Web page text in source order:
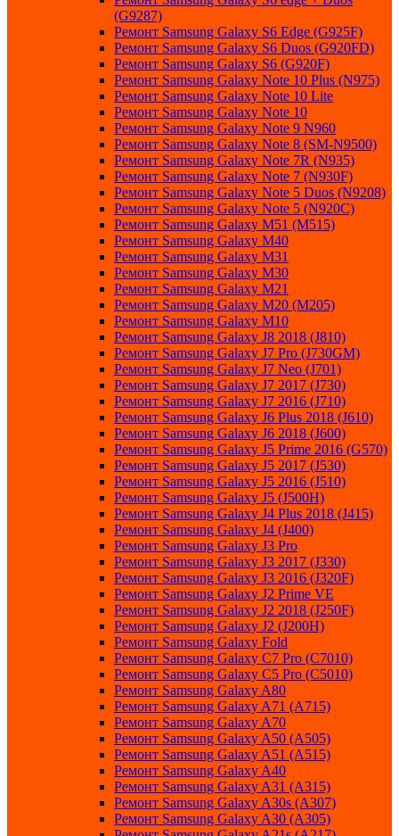
(G9287)
Ремонт Samsung Galaxy S6 Edge (G925F)
Ремонт Samsung Galaxy S6 Duos (G920FD)
Ремонт Samsung Galaxy S6 (G920F)
Ремонт Samsung Galaxy Note 10 Plus (N975)
Ремонт Samsung Galaxy Note 10 Lite
Ремонт Samsung Galaxy Note 10
Ремонт Samsung Galaxy Note 9 N960
Ремонт Samsung Galaxy Note 8 (SM-N9500)
Ремонт Samsung Galaxy Note 7R (N935)
Ремонт Samsung Galaxy Note 7 (N930F)
Ремонт Samsung Galaxy Note 5 Duos (N9208)
Ремонт Samsung Galaxy Note 5 (N920C)
Ремонт Samsung Galaxy M51 (M515)
Ремонт Samsung Galaxy M40
Ремонт Samsung Galaxy M31
Ремонт Samsung Galaxy M30
Ремонт Samsung Galaxy M21
Ремонт Samsung Galaxy M20 (M205)
Ремонт Samsung Galaxy M10
Ремонт Samsung Galaxy J8 2018 (J810)
Ремонт Samsung Galaxy J7 Pro (J730GM)
Ремонт Samsung Galaxy J7 Neo (J701)
Ремонт Samsung Galaxy J7 2017 (J730)
Ремонт Samsung Galaxy J7 2016 (J710)
Ремонт Samsung Galaxy J6 Plus 2018 (J610)
Ремонт Samsung Galaxy J6 2018 (J600)
Ремонт Samsung Galaxy J5 Prime 2016 (G570)
Ремонт Samsung Galaxy J5 2017 (J530)
Ремонт Samsung Galaxy J5 2016 (J510)
Ремонт Samsung Galaxy J5 (J500H)
Ремонт Samsung Galaxy J4 Plus 2018 (J415)
Ремонт Samsung Galaxy J4 (J400)
Ремонт Samsung Galaxy J3 Pro
Ремонт Samsung Galaxy J3 2017 (J330)
Ремонт Samsung Galaxy J3 2016 (J320F)
Ремонт Samsung Galaxy J2 Prime VE
Ремонт Samsung Galaxy J2 2018 (J250F)
Ремонт Samsung Galaxy J2 (J200H)
Ремонт Samsung Galaxy Fold
Ремонт Samsung Galaxy C7 Pro (C7010)
Ремонт Samsung Galaxy C5 Pro (C5010)
Ремонт Samsung Galaxy A80
Ремонт Samsung Galaxy A71 (A715)
Ремонт Samsung Galaxy A70
Ремонт Samsung Galaxy A50 (A505)
Ремонт Samsung Galaxy A51 (A515)
Ремонт Samsung Galaxy A40
Ремонт Samsung Galaxy A31 (A315)
Ремонт Samsung Galaxy A30s (A307)
Ремонт Samsung Galaxy A30 (A305)